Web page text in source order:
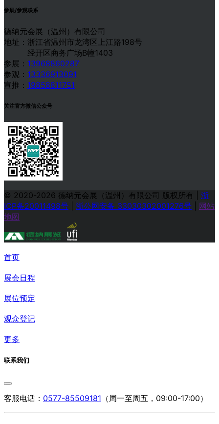
参展/参观联系
德纳元会展（温州）有限公司
地址：浙江省温州市龙湾区上江路198号
经开区商务广场B幢1403
参展： 13968860287
参观： 13336913091
宣推： 19858811751
关注官方微信公众号
© 2020-2026 德纳元会展（温州）有限公司 版权所有
浙
ICP备20011498号
浙公网安备 33030302001276号
网站
地图
首页
展会日程
展位预定
观众登记
更多
联系我们
客服电话： 0577-85509181 （周一至周五，09:00-17:00）